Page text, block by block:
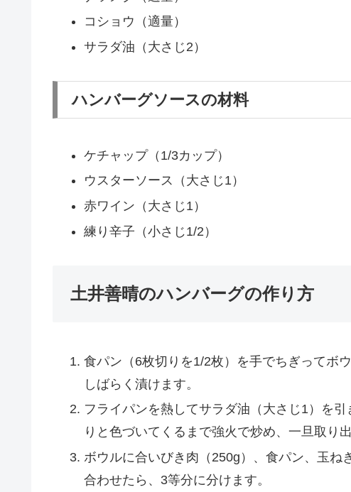
コショウ（適量）
サラダ油（大さじ2）
ハンバーグソースの材料
ケチャップ（1/3カップ）
ウスターソース（大さじ1）
赤ワイン（大さじ1）
練り辛子（小さじ1/2）
土井善晴のハンバーグの作り方
食パン（6枚切りを1/2枚）を手でちぎってボ
しばらく漬けます。
フライパンを熱してサラダ油（大さじ1）を
りと色づいてくるまで強火で炒め、一旦取り
ボウルに合いびき肉（250g）、食パン、玉
合わせたら、3等分に分けます。